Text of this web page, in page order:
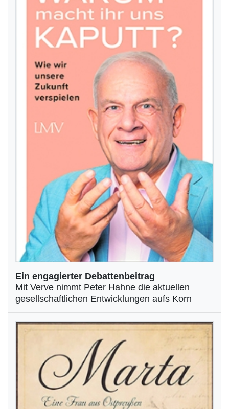
Ein engagierter Debattenbeitrag
Mit Verve nimmt Peter Hahne die aktuellen
gesellschaftlichen Entwicklungen aufs Korn